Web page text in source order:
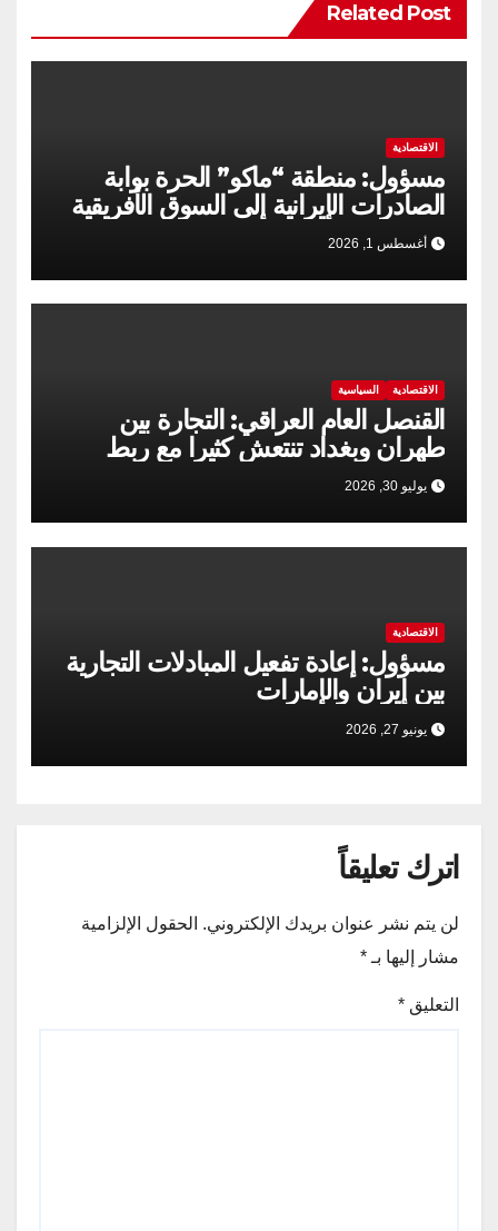
Related Post
الاقتصادية
مسؤول: منطقة “ماكو” الحرة بوابة
الصادرات الإيرانية إلى السوق الأفريقية
أغسطس 1, 2026
الاقتصادية السياسية
القنصل العام العراقي: التجارة بين
طهران وبغداد تنتعش كثيرا مع ربط
السكك الحديدية
يوليو 30, 2026
الاقتصادية
مسؤول: إعادة تفعيل المبادلات التجارية
بين إيران والإمارات
يونيو 27, 2026
اترك تعليقاً
لن يتم نشر عنوان بريدك الإلكتروني. الحقول الإلزامية
مشار إليها بـ *
التعليق *